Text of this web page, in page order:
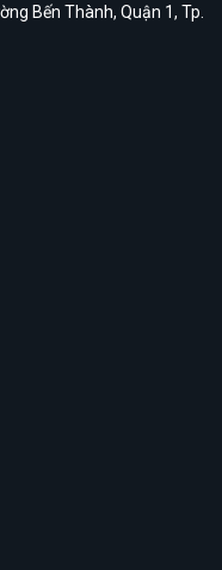
Bến Thành, Quận 1, Tp.